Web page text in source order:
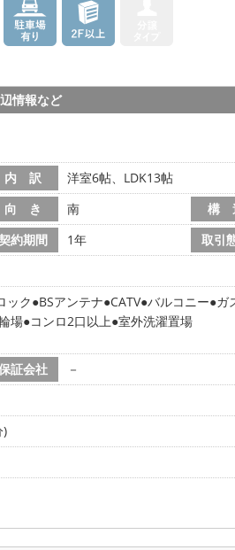
情報など
内 訳
洋室6帖、LDK13帖
向 き 南 構
約期間 1年 取引
ック BSアンテナ CATV バルコニー ガ
場 コンロ2口以上 室外洗濯置場
証会社
－
)